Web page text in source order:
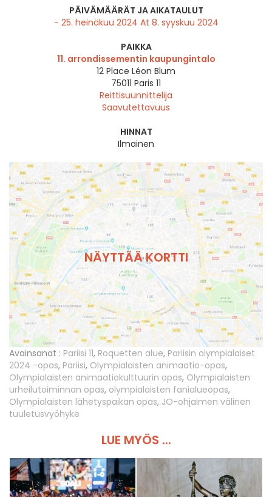
PÄIVÄMÄÄRÄT JA AIKATAULUT
- 25. heinäkuu 2024 At 8. syyskuu 2024
PAIKKA
11. arrondissementin kaupungintalo
12 Place Léon Blum
75011 Paris 11
Reittisuunnittelija
Saavutettavuus
HINNAT
Ilmainen
NÄYTTÄÄ KORTTI
Avainsanat : Pariisi 11, Roquetten alue, Pariisin olympialaiset
2024 -opas, Pariisi, Olympialaisten animaatio-opas,
Olympialaisten animaatiokulttuurin opas, Olympialaisten
urheilutoiminnan opas, olympialaisten fanialueopas,
Olympialaisten lähetyspaikan opas, JO-ohjaimen välinen
tuuletusvyöhyke
LUE MYÖS ...